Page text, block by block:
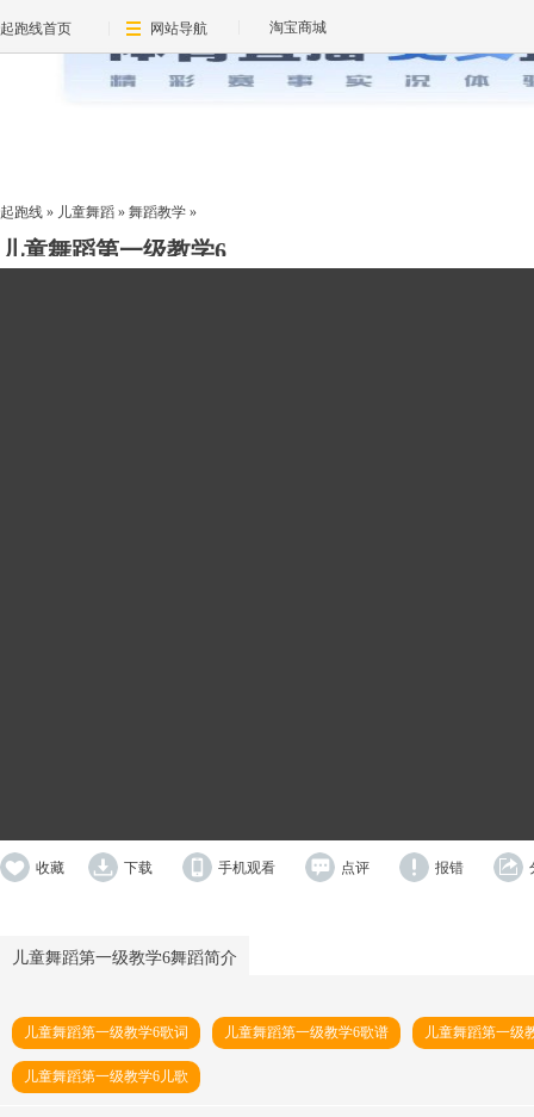
起跑线首页 网站导航 淘宝商城
起跑线 » 儿童舞蹈 » 舞蹈教学 »
儿童舞蹈第一级教学6
收藏 下载 手机观看 点评 报错
儿童舞蹈第一级教学6舞蹈简介
儿童舞蹈第一级教学6歌词 儿童舞蹈第一级教学6歌谱 儿童舞蹈第一级
儿童舞蹈第一级教学6儿歌